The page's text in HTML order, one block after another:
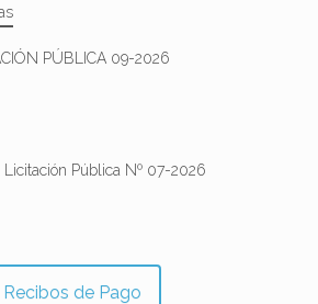
PÚBLICA 09-2026
Pública Nº 07-2026
Recibos de Pago